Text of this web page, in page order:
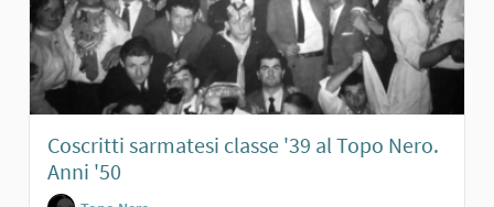
Coscritti sarmatesi classe '39 al Topo Nero.
Anni '50